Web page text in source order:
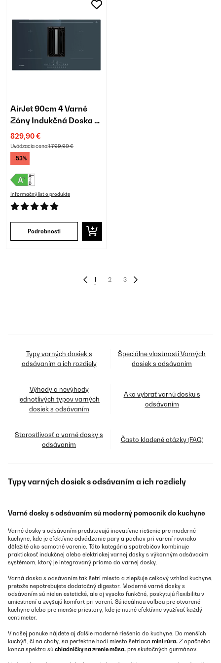
AirJet 90cm 4 Varné
Zóny Indukčná Doska s
Odsávaním Antracit
829,90 €
Uvádzacia cena:1.799,90 €
-53%
Informačný list o produkte
Podrobnosti
1 2 3
Typy varných dosiek s
odsávaním a ich rozdiely
Špeciálne vlastnosti Varných
dosiek s odsávaním
Výhody a nevýhody
jednotlivých typov varných
dosiek s odsávaním
Ako vybrať varnú dosku s
odsávaním
Starostlivosť o varné dosky s
odsávaním
Často kladené otázky (FAQ)
Typy varných dosiek s odsávaním a ich rozdiely
Varné dosky s odsávaním sú moderný pomocník do kuchyne
Varné dosky s odsávaním predstavujú inovatívne riešenie pre moderné
kuchyne, kde je efektívne odvádzanie pary a pachov pri varení rovnako
dôležité ako samotné varenie. Táto kategória spotrebičov kombinuje
praktickosť indukčnej alebo elektrickej varnej dosky s výkonným odsávacím
systémom, ktorý je integrovaný priamo do varnej dosky.
Varná doska s odsávaním tak šetrí miesto a zlepšuje celkový vzhľad kuchyne,
pretože nepotrebujete dodatočný digestor. Moderné varné dosky s
odsávaním sú nielen estetické, ale aj vysoko funkčné, poskytujú flexibilitu v
umiestnení a zvyšujú komfort pri varení. Sú ideálnou voľbou pre otvorené
kuchyne alebo pre menšie priestory, kde je nutné efektívne využívať každý
centimeter.
V našej ponuke nájdete aj ďalšie moderné riešenia do kuchyne. Do menších
kuchýň, či na chaty, sa perfektne hodí miesto šetriaca mini rúra. Z opačného
konca spektra sú chladničky na zrenie mäsa, pre skutočných gurmánov.